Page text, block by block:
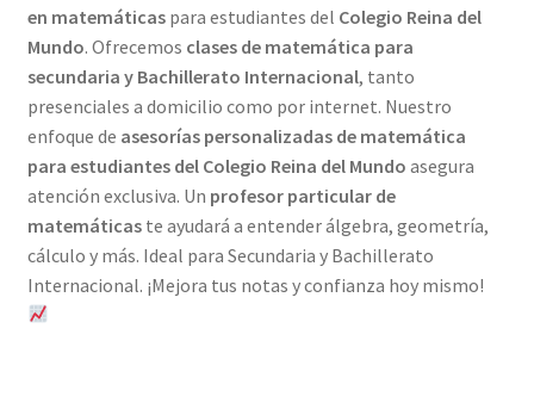
en matemáticaspara estudiantes del Colegio Reina del
Mundo. Ofrecemos clases de matemática para
secundaria y Bachillerato Internacional, tanto
presenciales a domicilio como por internet. Nuestro
enfoque de asesorías personalizadas de matemática
para estudiantes del Colegio Reina del Mundo asegura
atención exclusiva. Un profesor particular de
matemáticaste ayudará a entender álgebra, geometría,
cálculo y más. Ideal para Secundaria y Bachillerato
Internacional. ¡Mejora tus notas y confianza hoy mismo!